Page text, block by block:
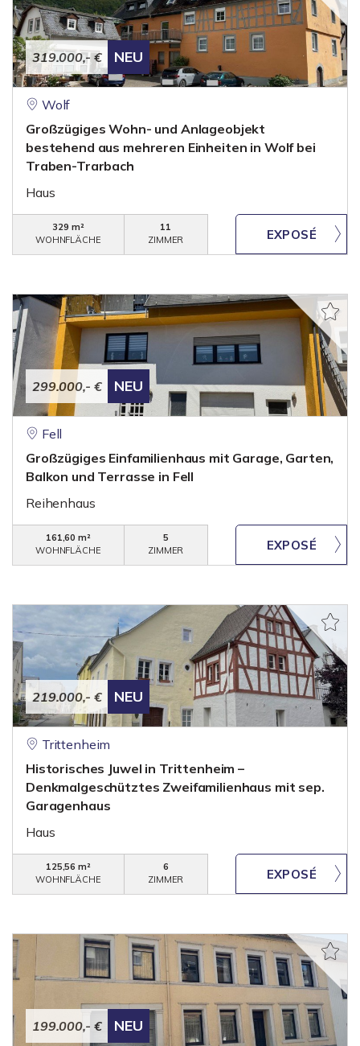
319.000,- € NEU
Wolf
Großzügiges Wohn- und Anlageobjekt
bestehend aus mehreren Einheiten in Wolf bei
Traben-Trarbach
Haus
329 m²
WOHNFLÄCHE
11
ZIMMER
299.000,- € NEU
Fell
Großzügiges Einfamilienhaus mit Garage, Garten,
Balkon und Terrasse in Fell
Reihenhaus
161,60 m²
WOHNFLÄCHE
5
ZIMMER
219.000,- € NEU
Trittenheim
Historisches Juwel in Trittenheim –
Denkmalgeschütztes Zweifamilienhaus mit sep.
Garagenhaus
Haus
125,56 m²
WOHNFLÄCHE
6
ZIMMER
199.000,- € NEU